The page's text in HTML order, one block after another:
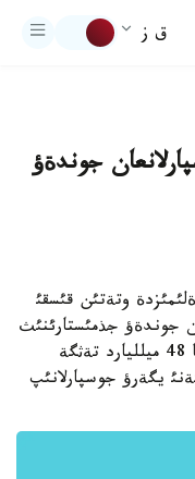
ق ز
جوندةؤ
جيةمباي/ - 2011 جئلئ ةلئمئزدة وتةتئن قئسقئ
جوندةؤ جذمئستارئنئث
60 پايئزئ ورئندالدئ. اتالعان جذمئستارعا 48 ميلليارد تةثگة
ميلليارد تةثگةنئ يگةرؤ جوسپارلانئپ